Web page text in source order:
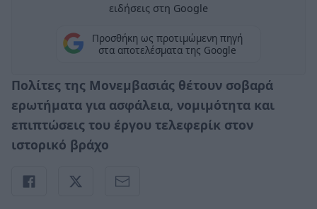
ειδήσεις στη Google
Προσθήκη ως προτιμώμενη πηγή
στα αποτελέσματα της Google
Πολίτες της Μονεμβασιάς θέτουν σοβαρά
ερωτήματα για ασφάλεια, νομιμότητα και
επιπτώσεις του έργου τελεφερίκ στον
ιστορικό βράχο